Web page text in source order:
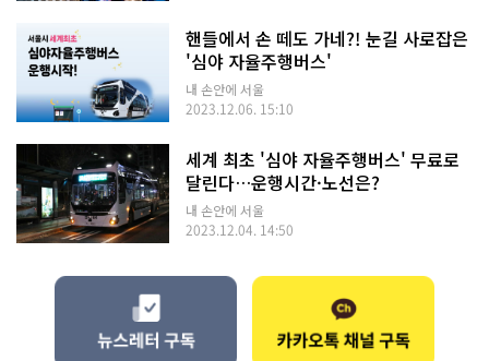
핸들에서 손 떼도 가네?! 눈길 사로잡은
'심야 자율주행버스'
내 손안에 서울
2023.12.06. 15:10
세계 최초 '심야 자율주행버스' 무료로
달린다…운행시간·노선은?
내 손안에 서울
2023.12.04. 14:50